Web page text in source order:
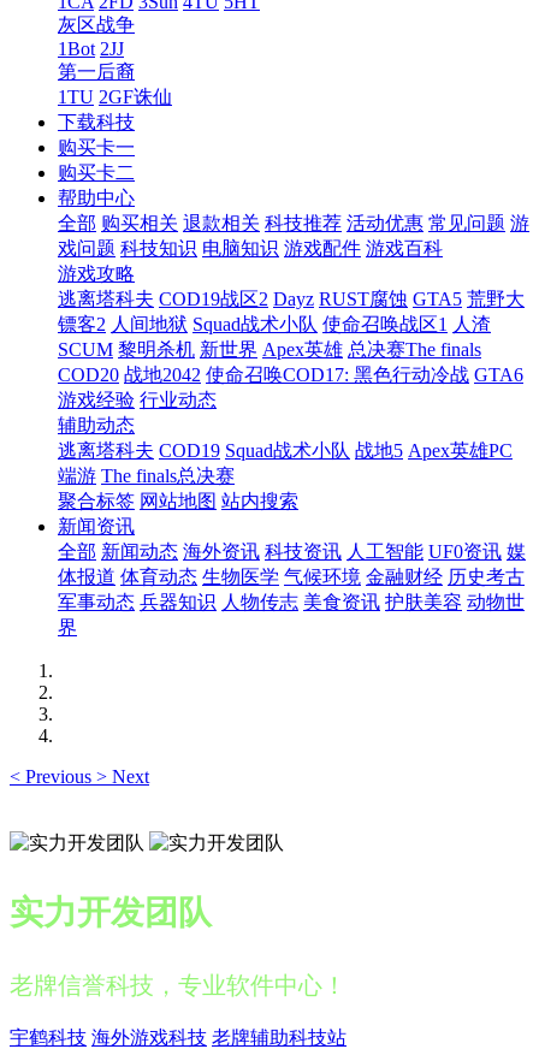
灰区战争
1Bot 2JJ
第一后裔
1TU 2GF诛仙
下载科技
购买卡一
购买卡二
帮助中心
全部 购买相关 退款相关 科技推荐 活动优惠 常见问题 游
戏问题 科技知识 电脑知识 游戏配件 游戏百科
游戏攻略
逃离塔科夫 COD19战区2 Dayz RUST腐蚀 GTA5 荒野大
镖客2 人间地狱 Squad战术小队 使命召唤战区1 人渣
SCUM 黎明杀机 新世界 Apex英雄 总决赛The finals
COD20 战地2042 使命召唤COD17: 黑色行动冷战 GTA6
游戏经验 行业动态
辅助动态
逃离塔科夫 COD19 Squad战术小队 战地5 Apex英雄PC
端游 The finals总决赛
聚合标签 网站地图 站内搜索
新闻资讯
全部 新闻动态 海外资讯 科技资讯 人工智能 UF0资讯 媒
体报道 体育动态 生物医学 气候环境 金融财经 历史考古
军事动态 兵器知识 人物传志 美食资讯 护肤美容 动物世
界
< Previous > Next
实力开发团队
老牌信誉科技，专业软件中心！
宇鹤科技 海外游戏科技 老牌辅助科技站